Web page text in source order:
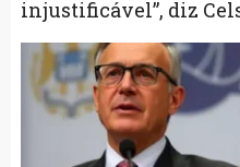
injustificável”, diz